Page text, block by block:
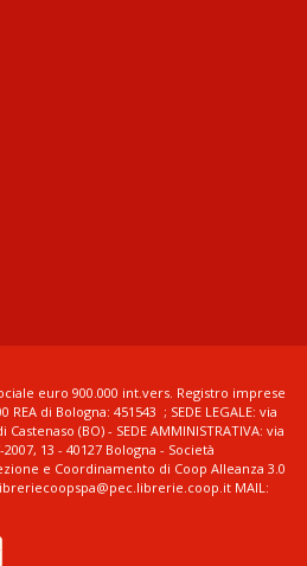
euro 900.000 int.vers. Registro imprese
REA di Bologna: 451543 ; SEDE LEGALE: via
(BO) - SEDE AMMINISTRATIVA: via
13 - 40127 Bologna - Società
e Coordinamento di Coop Alleanza 3.0
libreriecoopspa@pec.librerie.coop.it MAIL: